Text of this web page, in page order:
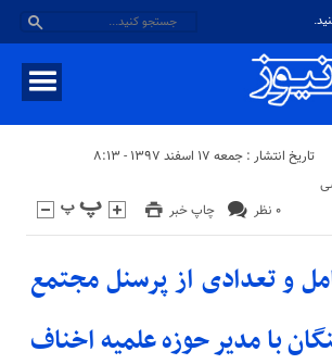
تاریخ انتشار : جمعه ۱۷ اسفند ۱۳۹۷ - ۸:۱۳
چاپ خبر ۰ نظر
و تعدادی از پرسنل مجتمع
با مدیر حوزه علمیه اخناف